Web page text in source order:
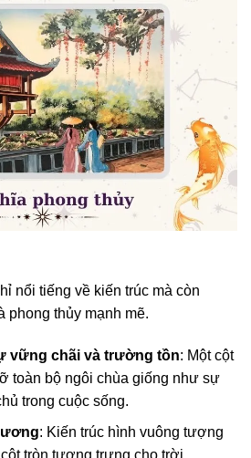
nổi tiếng về kiến trúc mà còn
phong thủy mạnh mẽ.
vững chãi và trường tồn: Một cột
toàn bộ ngôi chùa giống như sự
trong cuộc sống.
: Kiến trúc hình vuông tượng